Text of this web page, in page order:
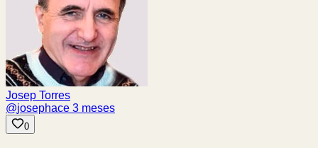
Josep Torres
@josephace 3 meses
0